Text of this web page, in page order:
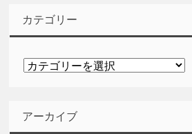
カテゴリー
カ
ー
アーカイブ